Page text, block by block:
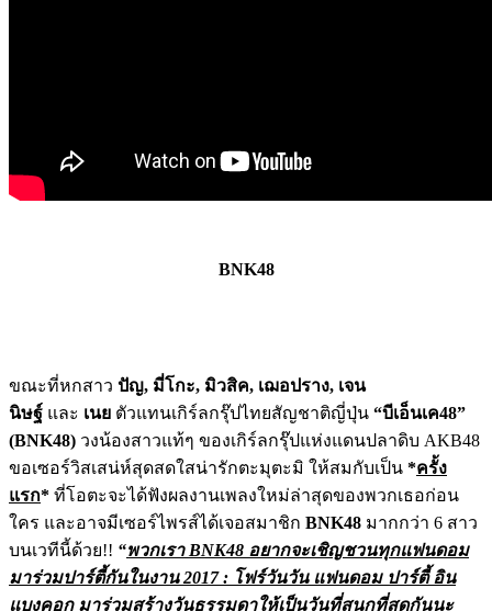
BNK48
ขณะที่หกสาว ปัญ, มี่โกะ, มิวสิค, เฌอปราง, เจน
นิษฐ์ และ เนย ตัวแทนเกิร์ลกรุ๊ปไทยสัญชาติญี่ปุ่น “บีเอ็นเค48”
(BNK48) วงน้องสาวแท้ๆ ของเกิร์ลกรุ๊ปแห่งแดนปลาดิบ AKB48
ขอเซอร์วิสเสน่ห์สุดสดใสน่ารักตะมุตะมิ ให้สมกับเป็น *ครั้ง
แรก* ที่โอตะจะได้ฟังผลงานเพลงใหม่ล่าสุดของพวกเธอก่อน
ใคร และอาจมีเซอร์ไพรส์ได้เจอสมาชิก BNK48 มากกว่า 6 สาว
บนเวทีนี้ด้วย!! “พวกเราBNK48 อยากจะเชิญชวนทุกแฟนดอม
มาร่วมปาร์ตี้กันในงาน2017 : โฟร์วันวัน แฟนดอม ปาร์ตี้ อิน
แบงคอก มาร่วมสร้างวันธรรมดาให้เป็นวันที่สนุกที่สุดกันนะ